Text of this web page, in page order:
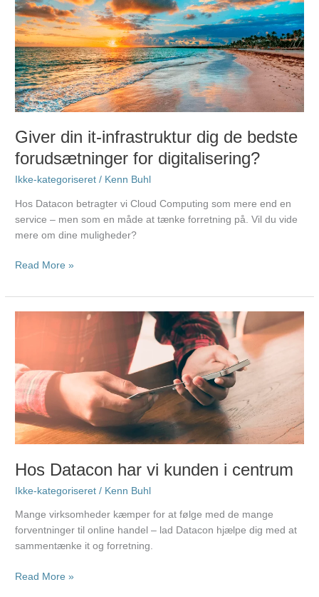
Giver din it-infrastruktur dig de bedste
forudsætninger for digitalisering?
Ikke-kategoriseret / Kenn Buhl
Hos Datacon betragter vi Cloud Computing som mere end en
service – men som en måde at tænke forretning på. Vil du vide
mere om dine muligheder?
it-
infrastruktur
dig
de
bedste
forudsætninger
for
Read More »
Hos Datacon har vi kunden i centrum
Ikke-kategoriseret / Kenn Buhl
Mange virksomheder kæmper for at følge med de mange
forventninger til online handel – lad Datacon hjælpe dig med at
sammentænke it og forretning.
vi
kunden
i
centrum
Read More »